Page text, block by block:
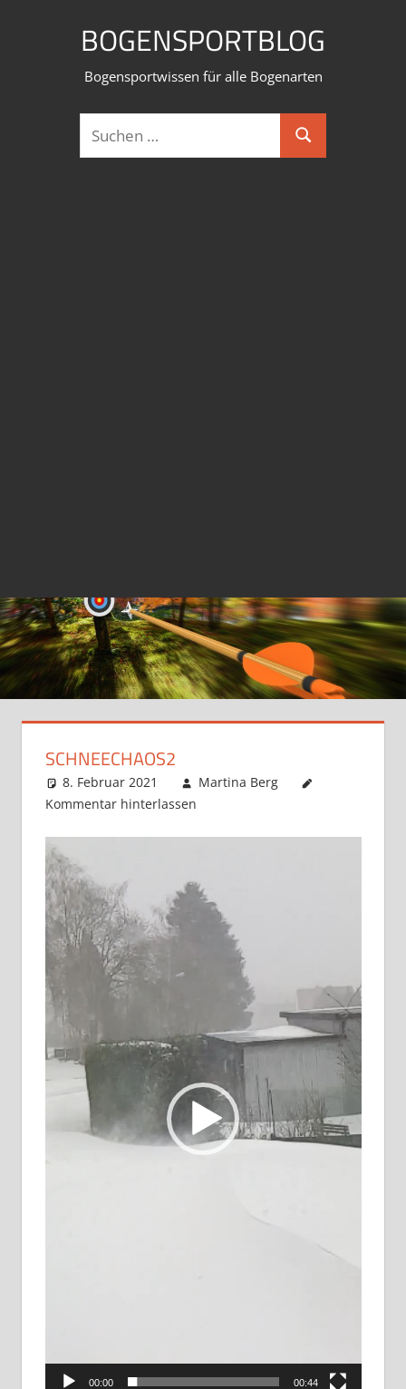
BOGENSPORTBLOG
Bogensportwissen für alle Bogenarten
Suchen
nach:
Suchen
SCHNEECHAOS2
8. Februar 2021
Martina Berg
Kommentar hinterlassen
Video-
Player
00:00 00:44